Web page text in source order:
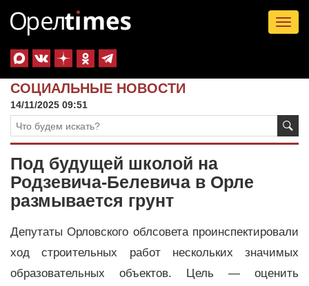
СОЦИАЛЬНЫЕ НОВОСТИ
14/11/2025 09:51
Под будущей школой на
Родзевича-Белевича в Орле
размывается грунт
Депутаты Орловского облсовета проинспектировали
ход строительных работ нескольких значимых
образовательных объектов. Цель — оценить